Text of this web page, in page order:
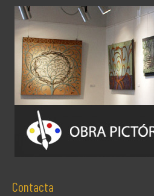
Contacta